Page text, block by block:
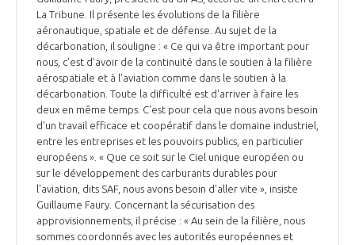
NOS RÉSEAUX À L'INTERNATIONAL
GEADS
COMITÉ AERO PME
STARTAIR
COMMISSIONS ET COMITÉS
ACCOMPAGNEMENT DE NOS ADHÉRENTS
LES PROGRAMMES DU GIFAS
UN ÉCOSYSTÈME INTÉGRÉ ET COHÉRENT
POURQUOI DEVENIR MEMBRE ?
LA MÉDIATION
LA MÉDIATION DANS LA FILIÈRE AÉRONAUTIQUE ET SPATIALE
LE MÉDIATEUR DE LA FILIÈRE AÉRONAUTIQUE ET SPATIALE
MÉDIATION ET CHARTE D’ENGAGEMENT SUR LES RELATIONS ENTRE
CLIENTS ET FOURNISSEURS
LE SALON DU BOURGET
L'OBSERVATOIRE
CHIFFRES CLÉS
La Tribune. Il présente les évolutions de la filière
aéronautique, spatiale et de défense. Au sujet de la
décarbonation, il souligne : « Ce qui va être important pour
nous, c'est d'avoir de la continuité dans le soutien à la filière
aérospatiale et à l'aviation comme dans le soutien à la
décarbonation. Toute la difficulté est d'arriver à faire les
deux en même temps. C'est pour cela que nous avons besoin
d'un travail efficace et coopératif dans le domaine industriel,
entre les entreprises et les pouvoirs publics, en particulier
européens ». « Que ce soit sur le Ciel unique européen ou
sur le développement des carburants durables pour
l'aviation, dits SAF, nous avons besoin d'aller vite », insiste
Guillaume Faury. Concernant la sécurisation des
approvisionnements, il précise : « Au sein de la filière, nous
sommes coordonnés avec les autorités européennes et
Découvrez les avantages d'adhérer au GIFAS.
Rencontres, salons, données sectorielles,
programmes ...
DEMANDE D’ADHÉSION